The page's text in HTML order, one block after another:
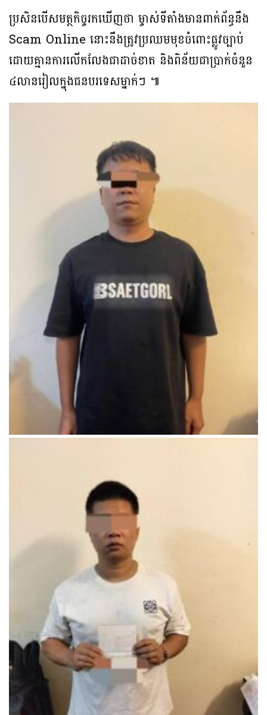
ប្រសិនបើសមត្ថកិច្ចរកឃើញថា ម្ចាស់ទីតាំងមានពាក់ព័ន្ធនឹង
Scam Online នោះនឹងត្រូវប្រឈមមុខចំពោះផ្លូវច្បាប់
ដោយគ្មានការលេីកលែងជាដាច់ខាត និងពិន័យជាប្រាក់ចំនួន
៤លានរៀលក្នុងជនបរទេសម្នាក់ៗ ៕